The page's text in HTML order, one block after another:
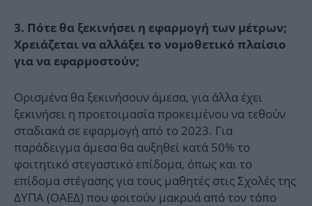
3. Πότε θα ξεκινήσει η εφαρμογή των μέτρων;
Χρειάζεται να αλλάξει το νομοθετικό πλαίσιο
για να εφαρμοστούν;
Ορισμένα θα ξεκινήσουν άμεσα, για άλλα έχει
ξεκινήσει η προετοιμασία προκειμένου να τεθούν
σταδιακά σε εφαρμογή από το 2023. Για
παράδειγμα άμεσα θα αυξηθεί κατά 50% το
φοιτητικό στεγαστικό επίδομα, όπως και το
επίδομα στέγασης για τους μαθητές στις Σχολές της
ΔΥΠΑ (ΟΑΕΔ) που φοιτούν μακρυά από τον τόπο